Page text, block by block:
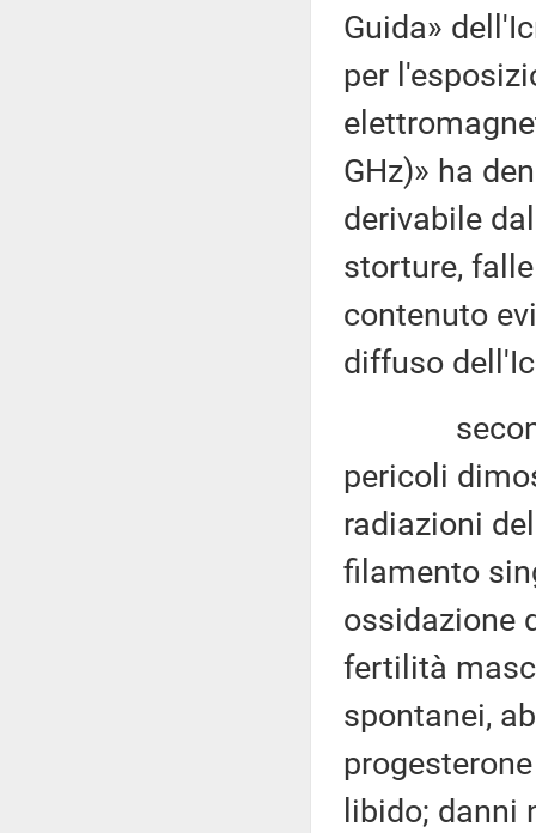
Guida»
per
GHz)» ha
derivabile
storture,
contenuto
diffuso
secondo
pericoli
radiazioni
filamento
ossidazione
fertilità
spontanei,
libido;